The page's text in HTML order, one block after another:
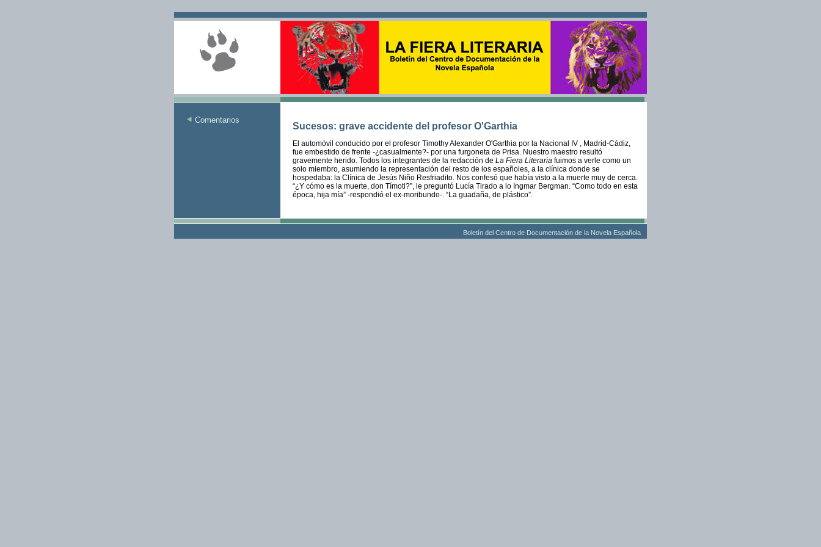
Comentarios
Sucesos: grave accidente del profesor O'Garthia
El automóvil conducido por el profesor Timothy Alexander O'Garthia por la Nacional IV , Madrid-Cádiz,
fue embestido de frente -¿casualmente?- por una furgoneta de Prisa. Nuestro maestro resultó
gravemente herido. Todos los integrantes de la redacción de La Fiera Literaria fuimos a verle como un
solo miembro, asumiendo la representación del resto de los españoles, a la clínica donde se
hospedaba: la Clínica de Jesús Niño Resfriadito. Nos confesó que había visto a la muerte muy de cerca.
“¿Y cómo es la muerte, don Tímoti?”, le preguntó Lucía Tirado a lo Ingmar Bergman. “Como todo en esta
época, hija mía” -respondió el ex-moribundo-. “La guadaña, de plástico”.
Boletín del Centro de Documentación de la Novela Española